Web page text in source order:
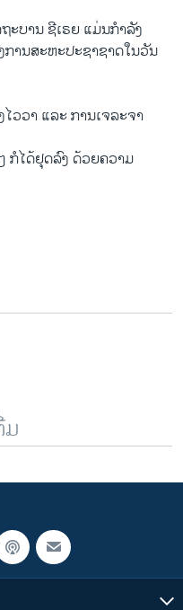
ບານ ຊີເຣຍ ແມ່ນກຳລັງ
ການສະຫະປະຊາຊາດໃນວັນ
ວວາ ແລະ ການເຈລະຈາ
ກໍໄດ້ຢຸດລົງ ດ້ວຍຄວາມ